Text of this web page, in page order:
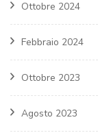
Ottobre 2024
Febbraio 2024
Ottobre 2023
Agosto 2023